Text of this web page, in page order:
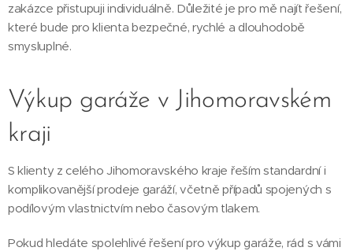
zakázce přistupuji individuálně. Důležité je pro mě najít řešení,
které bude pro klienta bezpečné, rychlé a dlouhodobě
smysluplné.
Výkup garáže v Jihomoravském
kraji
S klienty z celého Jihomoravského kraje řeším standardní i
komplikovanější prodeje garáží, včetně případů spojených s
podílovým vlastnictvím nebo časovým tlakem.
Pokud hledáte spolehlivé řešení pro výkup garáže, rád s vámi